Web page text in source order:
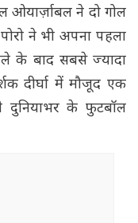
ओयार्ज़ाबल ने दो गोल
ने भी अपना पहला
के बाद सबसे ज्यादा
दीर्घा में मौजूद एक
दुनियाभर के फुटबॉल